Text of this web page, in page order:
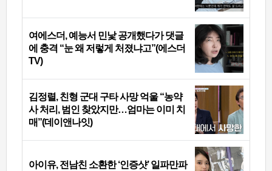
여에스더, 예능서 민낯 공개했다가 댓글
에 충격 “눈 왜 저렇게 처졌냐고”(에스더
TV)
김정렬, 친형 군대 구타 사망 억울 “농약
사 처리, 범인 찾았지만…엄마는 이미 치
매”(데이앤나잇)
아이유, 전남친 소환한 ‘인증샷’ 일파만파